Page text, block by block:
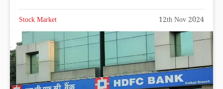
Stock Market 12th Nov 2024